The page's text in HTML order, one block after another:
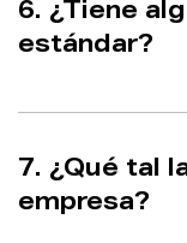
6. ¿Tiene
estándar?
7. ¿Qué tal
empresa?